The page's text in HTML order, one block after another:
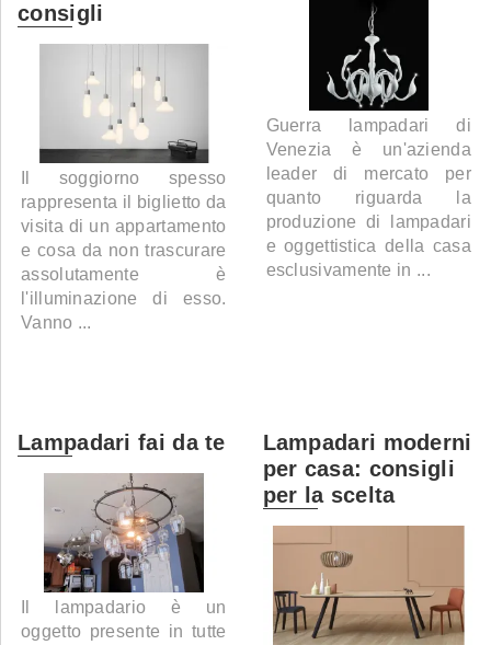
consigli
Il soggiorno spesso
rappresenta il biglietto da
visita di un appartamento
e cosa da non trascurare
assolutamente è
l'illuminazione di esso.
Vanno ...
Guerra lampadari di
Venezia è un'azienda
leader di mercato per
quanto riguarda la
produzione di lampadari
e oggettistica della casa
esclusivamente in ...
Lampadari fai da te
Il lampadario è un
oggetto presente in tutte
Lampadari moderni
per casa: consigli
per la scelta